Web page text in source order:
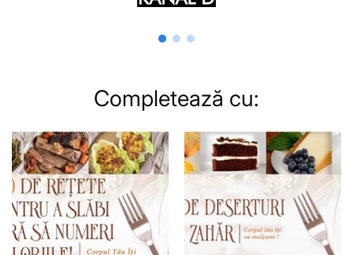
Completează cu: